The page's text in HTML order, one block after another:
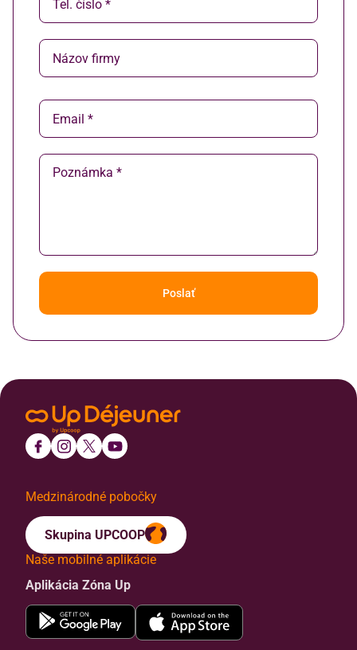
Medzinárodné pobočky
Skupina UPCOOP
Naše mobilné aplikácie
Aplikácia Zóna Up